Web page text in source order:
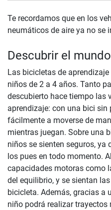
Te recordamos que en los
neumáticos de aire ya no se
Descubrir el
Las bicicletas de
niños de 2 a 4 años. Tanto
descubierto hace tiempo las
aprendizaje: con una bici sin
fácilmente a moverse de
mientras juegan. Sobre una
niños se sienten seguros, ya
los pues en todo momento.
capacidades motoras como
del equilibrio, y se sientan
bicicleta. Además, gracias a
niño podrá realizar trayectos